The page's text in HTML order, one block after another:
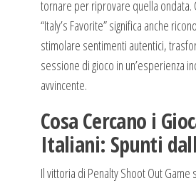
tornare per riprovare quella ondata.
“Italy’s Favorite” significa anche
stimolare sentimenti autentici,
sessione di gioco in un’esperienza
avvincente.
Cosa Cercano i
Italiani: Spunti
Il vittoria di Penalty Shoot Out Game